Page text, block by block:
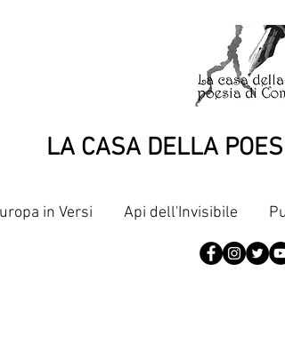
LA CASA DELLA
in Versi Api dell'Invisibile